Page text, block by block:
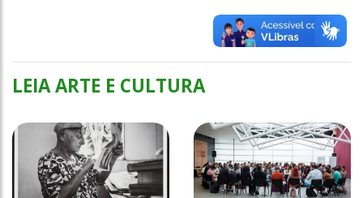
LEIA ARTE E CULTURA